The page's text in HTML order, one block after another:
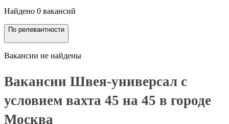
Найдено 0 вакансий
По релевантности
Вакансии не найдены
Вакансии Швея-универсал с
условием вахта 45 на 45 в городе
Москва